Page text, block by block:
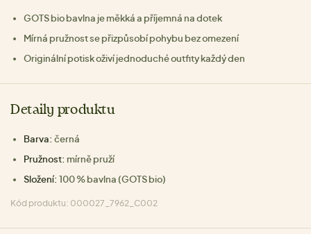
GOTS bio bavlna je měkká a příjemná na dotek
Mírná pružnost se přizpůsobí pohybu bez omezení
Originální potisk oživí jednoduché outfity každý den
Detaily produktu
Barva: černá
Pružnost: mírně pruží
Složení: 100 % bavlna (GOTS bio)
Kód produktu: 000027_7962_C002